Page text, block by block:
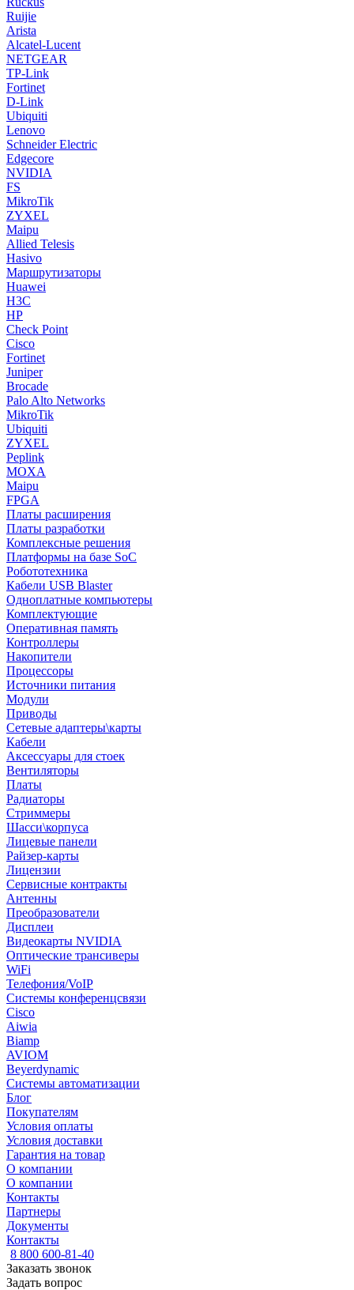
Ruijie
Arista
Alcatel-Lucent
NETGEAR
TP-Link
Fortinet
D-Link
Ubiquiti
Lenovo
Schneider Electric
Edgecore
NVIDIA
FS
MikroTik
ZYXEL
Maipu
Allied Telesis
Hasivo
Маршрутизаторы
Huawei
H3C
HP
Check Point
Cisco
Fortinet
Juniper
Brocade
Palo Alto Networks
MikroTik
Ubiquiti
ZYXEL
Peplink
MOXA
Maipu
FPGA
Платы расширения
Платы разработки
Комплексные решения
Платформы на базе SoC
Робототехника
Кабели USB Blaster
Одноплатные компьютеры
Комплектующие
Оперативная память
Контроллеры
Накопители
Процессоры
Источники питания
Модули
Приводы
Сетевые адаптеры\карты
Кабели
Аксессуары для стоек
Вентиляторы
Платы
Радиаторы
Стриммеры
Шасси\корпуса
Лицевые панели
Райзер-карты
Лицензии
Сервисные контракты
Антенны
Преобразователи
Дисплеи
Видеокарты NVIDIA
Оптические трансиверы
WiFi
Телефония/VoIP
Системы конференцсвязи
Cisco
Aiwia
Biamp
AVIOM
Beyerdynamic
Системы автоматизации
Блог
Покупателям
Условия оплаты
Условия доставки
Гарантия на товар
О компании
О компании
Контакты
Партнеры
Документы
Контакты
8 800 600-81-40
Заказать звонок
Задать вопрос